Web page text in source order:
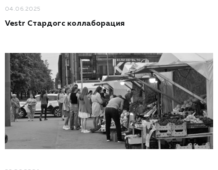
04.06.2025
Vestr Стардогс коллаборация